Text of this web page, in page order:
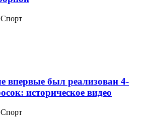
Спорт
впервые был реализован 4-
историческое видео
Спорт